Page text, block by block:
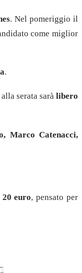
. Nel pomeriggio il
come miglior
.
alla serata saràlibero
Marco Catenacci,
euro, pensato per